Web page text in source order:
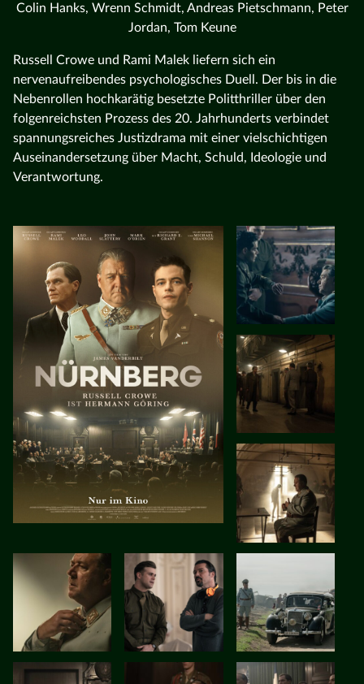
Colin Hanks, Wrenn Schmidt, Andreas Pietschmann, Peter
Jordan, Tom Keune
Russell Crowe und Rami Malek liefern sich ein
nervenaufreibendes psychologisches Duell. Der bis in die
Nebenrollen hochkarätig besetzte Politthriller über den
folgenreichsten Prozess des 20. Jahrhunderts verbindet
spannungsreiches Justizdrama mit einer vielschichtigen
Auseinandersetzung über Macht, Schuld, Ideologie und
Verantwortung.